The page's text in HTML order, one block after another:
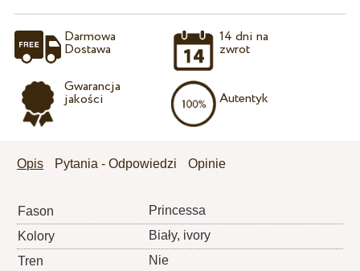
Darmowa
Dostawa
Gwarancja
jakości
14 dni na
zwrot
Autentyk
Opis Pytania - Odpowiedzi Opinie
Fason
Princessa
Kolory
Biały, ivory
Tren
Nie